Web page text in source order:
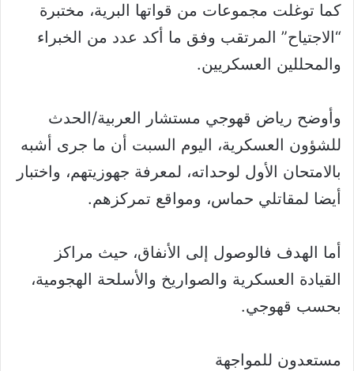
كما توغلت مجموعات من قواتها البرية، مختبرة
“الاجتياح” المرتقب وفق ما أكد عدد من الخبراء
والمحللين العسكريين.
وأوضح رياض قهوجي مستشار العربية/الحدث
للشؤون العسكرية، اليوم السبت أن ما جرى أشبه
بالامتحان الأول لوحداته، لمعرفة جهوزيتهم، واختبار
أيضا لمقاتلي حماس، ومواقع تمركزهم.
أما الهدف فالوصول إلى الأنفاق، حيث مراكز
القيادة العسكرية والصواريخ والأسلحة الهجومية،
بحسب قهوجي.
مستعدون للمواجهة